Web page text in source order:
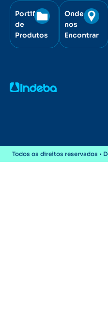
Portifólio
de
Produtos
Onde
nos
Encontrar
Todos os direitos reservados •